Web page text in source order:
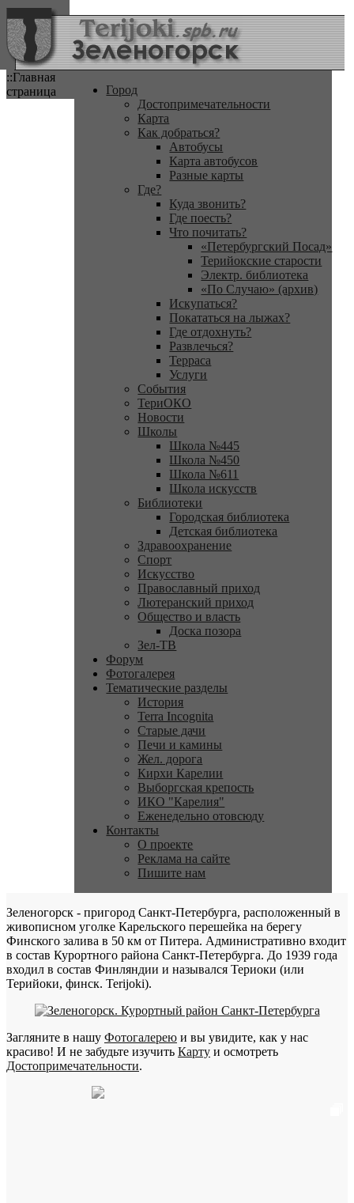
::Главная
страница
Город
Достопримечательности
Карта
Как добраться?
Автобусы
Карта автобусов
Разные карты
Где?
Куда звонить?
Где поесть?
Что почитать?
«Петербургский Посад»
Терийокские старости
Электр. библиотека
«По Случаю» (архив)
Искупаться?
Покататься на лыжах?
Где отдохнуть?
Развлечься?
Терраса
Услуги
События
ТериОКО
Новости
Школы
Школа №445
Школа №450
Школа №611
Школа искусств
Библиотеки
Городская библиотека
Детская библиотека
Здравоохранение
Спорт
Искусство
Православный приход
Лютеранский приход
Общество и власть
Доска позора
Зел-ТВ
Форум
Фотогалерея
Тематические разделы
История
Terra Incognita
Старые дачи
Печи и камины
Жел. дорога
Кирхи Карелии
Выборгская крепость
ИКО "Карелия"
Еженедельно отовсюду
Контакты
О проекте
Реклама на сайте
Пишите нам
Зеленогорск - пригород Санкт-Петербурга, расположенный в
живописном уголке Карельского перешейка на берегу
Финского залива в 50 км от Питера. Административно входит
в состав Курортного района Санкт-Петербурга. До 1939 года
входил в состав Финляндии и назывался Териоки (или
Терийоки, финск. Terijoki).
Загляните в нашу Фотогалерею и вы увидите, как у нас
красиво! И не забудьте изучить Карту и осмотреть
Достопримечательности.